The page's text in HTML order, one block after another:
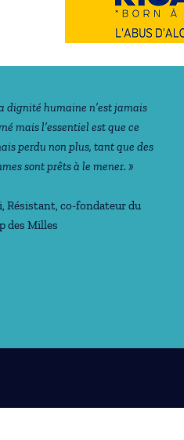
dignité humaine n’est jamais
mais l’essentiel est que ce
perdu non plus, tant que des
sont prêts à le mener. »
, Résistant, co-fondateur du
des Milles